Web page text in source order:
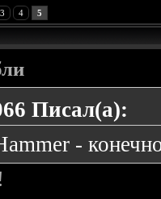
3 4 5
Писал(а):
-